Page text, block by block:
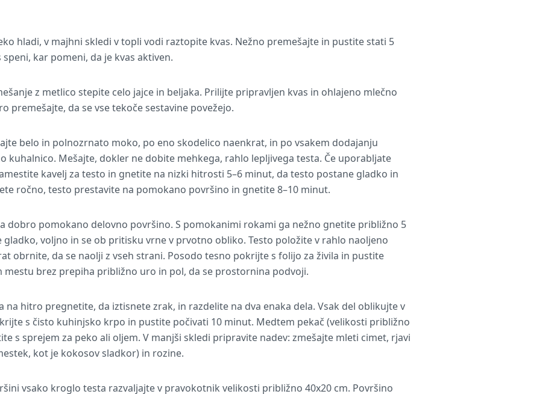
hladi, v majhni skledi v topli vodi raztopite kvas. Nežno premešajte in pustite stati 5
kar pomeni, da je kvas aktiven.
z metlico stepite celo jajce in beljaka. Prilijte pripravljen kvas in ohlajeno mlečno
premešajte, da se vse tekoče sestavine povežejo.
belo in polnozrnato moko, po eno skodelico naenkrat, in po vsakem dodajanju
kuhalnico. Mešajte, dokler ne dobite mehkega, rahlo lepljivega testa. Če uporabljate
kavelj za testo in gnetite na nizki hitrosti 5–6 minut, da testo postane gladko in
ročno, testo prestavite na pomokano površino in gnetite 8–10 minut.
dobro pomokano delovno površino. S pomokanimi rokami ga nežno gnetite približno 5
gladko, voljno in se ob pritisku vrne v prvotno obliko. Testo položite v rahlo naoljeno
obrnite, da se naolji z vseh strani. Posodo tesno pokrijte s folijo za živila in pustite
mestu brez prepiha približno uro in pol, da se prostornina podvoji.
na hitro pregnetite, da iztisnete zrak, in razdelite na dva enaka dela. Vsak del oblikujte v
s čisto kuhinjsko krpo in pustite počivati 10 minut. Medtem pekač (velikosti približno
s sprejem za peko ali oljem. V manjši skledi pripravite nadev: zmešajte mleti cimet, rjavi
kot je kokosov sladkor) in rozine.
vsako kroglo testa razvaljajte v pravokotnik velikosti približno 40x20 cm. Površino